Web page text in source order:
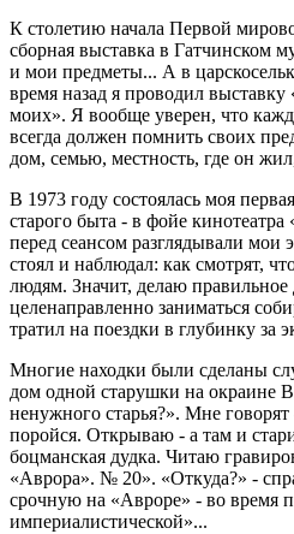
К столетию начала Первой
сборная выставка в Гатчинском
и мои предметы... А в
время назад я проводил
моих». Я вообще уверен, что
всегда должен помнить своих
дом, семью, местность, где он
В 1973 году состоялась моя
старого быта - в фойе
перед сеансом разглядывали мои
стоял и наблюдал: как смотрят,
людям. Значит, делаю
целенаправленно заниматься
тратил на поездки в глубинку за
Многие находки были сделаны
дом одной старушки на окраине
ненужного старья?». Мне
поройся. Открываю - а там и
боцманская дудка. Читаю
«Аврора». № 20». «Откуда?» -
срочную на «Авроре» - во время
империалистической»...